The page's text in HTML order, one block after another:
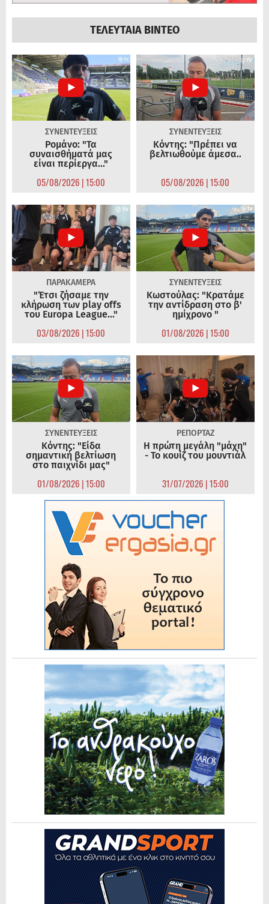
ΤΕΛΕΥΤΑΙΑ ΒΙΝΤΕΟ
ΣΥΝΕΝΤΕΥΞΕΙΣ
Ρομάνο: "Τα
συναισθήματά μας
είναι περίεργα..."
05/08/2026 | 15:00
ΣΥΝΕΝΤΕΥΞΕΙΣ
Κόντης: "Πρέπει να
βελτιωθούμε άμεσα..
05/08/2026 | 15:00
ΠΑΡΑΚΑΜΕΡΑ
"Έτσι ζήσαμε την
κλήρωση των play offs
του Europa League..."
03/08/2026 | 15:00
ΣΥΝΕΝΤΕΥΞΕΙΣ
Κωστούλας: "Κρατάμε
την αντίδραση στο β'
ημίχρονο "
01/08/2026 | 15:00
ΣΥΝΕΝΤΕΥΞΕΙΣ
Κόντης: "Είδα
σημαντική βελτίωση
στο παιχνίδι μας"
01/08/2026 | 15:00
ΡΕΠΟΡΤΑΖ
Η πρώτη μεγάλη "μάχη"
- Το κουίζ του μουντιάλ
31/07/2026 | 15:00